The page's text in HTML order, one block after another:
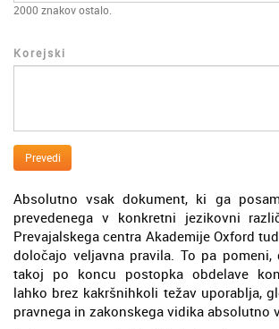
2000 znakov ostalo.
Korejski
Prevedi
Absolutno vsak dokument, ki ga
prevedenega v konkretni jezikovni
Prevajalskega centra Akademije Oxford
določajo veljavna pravila. To pa
takoj po koncu postopka obdelave
lahko brez kakršnihkoli težav uporablja,
pravnega in zakonskega vidika absolutno